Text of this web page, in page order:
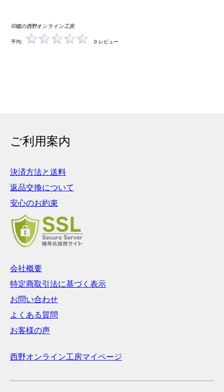
朱肉が均等に付く為、鮮明に印影がでます。摩耗にも強く、印章とし
をもっている人にとっては金属製の印鑑は抵抗がありますよね。しか
し、チタンはどんな人でも持つことができる人体にやさしい金属で
にも使われている素材で、誰でも安心して使うことができます。
◆ 耐熱・強度でも安心なチタン
チタンは融点が1668℃と高いため、耐熱性にも非常に優れていま
す。火災における炎の温度はチタンの融点を超えることはないため、
印鑑が溶けたり変形したりすることはありません。 一生物の印鑑と
して選ぶには非常に向いているといえます。
チタンは強度という意味でもかなり丈夫です。ふとした瞬間に印鑑の
けたりしたくらいであれば印影が歪んでしまうような大きな傷になる
ことはありません。 変形が起こりにくく傷もつきにくいとあれば、
◆ チタンはお手入れも簡単
朱肉汚れはもちろん炎の煤や泥汚れが印鑑についてしまったとして
印鑑の西野オンライン工房
平均: 0 レビュー
ご利用案内
決済方法と送料
返品交換について
安心のお約束
会社概要
特定商取引法に基づく表示
お問い合わせ
よくある質問
お客様の声
西野オンライン工房マイページ